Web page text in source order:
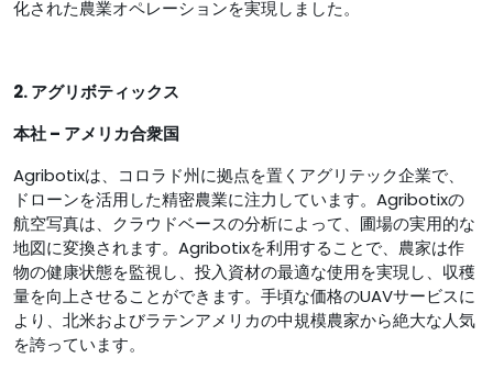
化された農業オペレーションを実現しました。
2. アグリボティックス
本社 – アメリカ合衆国
Agribotixは、コロラド州に拠点を置くアグリテック企業で、
ドローンを活用した精密農業に注力しています。Agribotixの
航空写真は、クラウドベースの分析によって、圃場の実用的な
地図に変換されます。Agribotixを利用することで、農家は作
物の健康状態を監視し、投入資材の最適な使用を実現し、収穫
量を向上させることができます。手頃な価格のUAVサービスに
より、北米およびラテンアメリカの中規模農家から絶大な人気
を誇っています。